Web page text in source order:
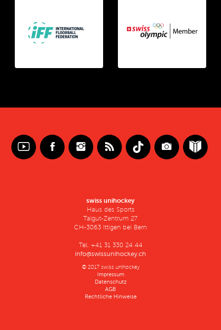
swiss unihockey
Haus des Sports
Talgut-Zentrum 27
CH-3063 Ittigen bei Bern
Tel. +41 31 330 24 44
info@swissunihockey.ch
© 2017 swiss unihockey
Impressum
Datenschutz
AGB
Rechtliche Hinweise